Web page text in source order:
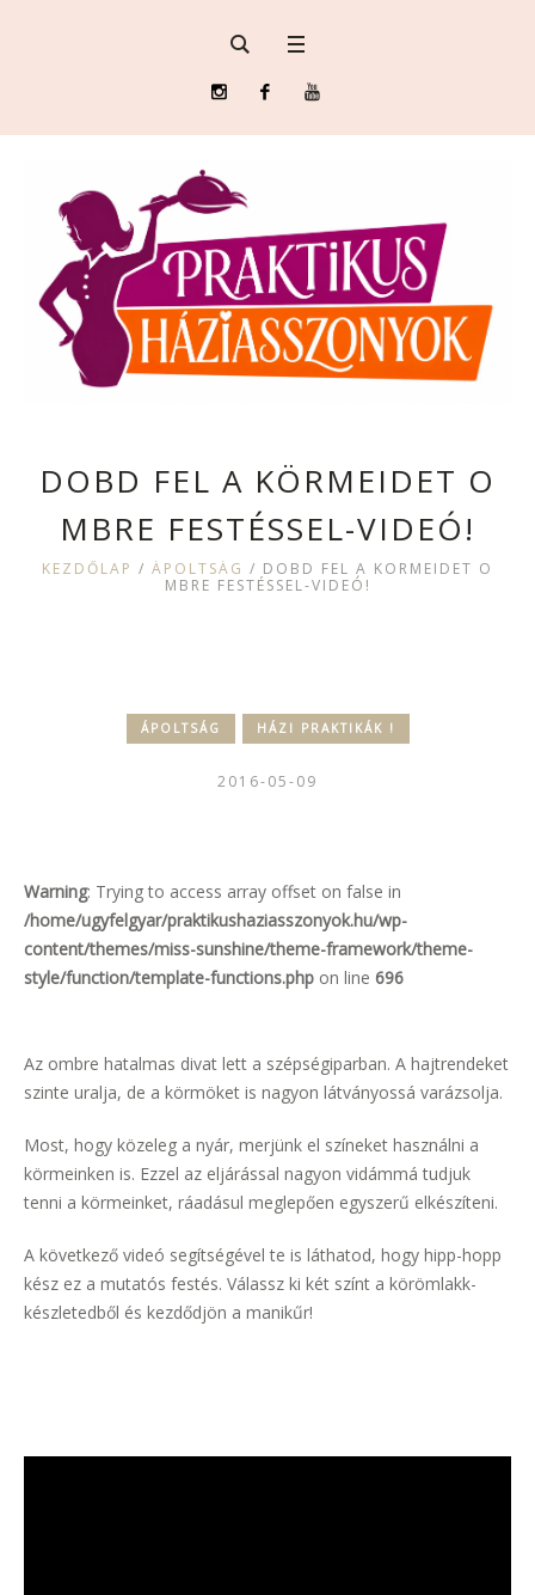
DOBD FEL A KÖRMEIDET O
MBRE FESTÉSSEL-VIDEÓ!
KEZDŐLAP / ÁPOLTSÁG / DOBD FEL A KÖRMEIDET O
MBRE FESTÉSSEL-VIDEÓ!
ÁPOLTSÁG HÁZI PRAKTIKÁK !
2016-05-09
Warning: Trying to access array offset on false in
/home/ugyfelgyar/praktikushaziasszonyok.hu/wp-
content/themes/miss-sunshine/theme-framework/theme-
style/function/template-functions.php on line 696
Az ombre hatalmas divat lett a szépségiparban. A hajtrendeket
szinte uralja, de a körmöket is nagyon látványossá varázsolja.
Most, hogy közeleg a nyár, merjünk el színeket használni a
körmeinken is. Ezzel az eljárással nagyon vidámmá tudjuk
tenni a körmeinket, ráadásul meglepően egyszerű elkészíteni.
A következő videó segítségével te is láthatod, hogy hipp-hopp
kész ez a mutatós festés. Válassz ki két színt a körömlakk-
készletedből és kezdődjön a manikűr!